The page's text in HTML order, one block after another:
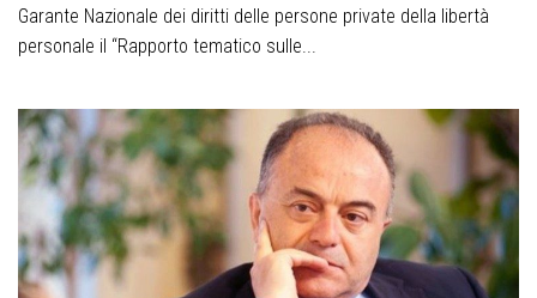
Garante Nazionale dei diritti delle persone private della libertà
personale il “Rapporto tematico sulle...